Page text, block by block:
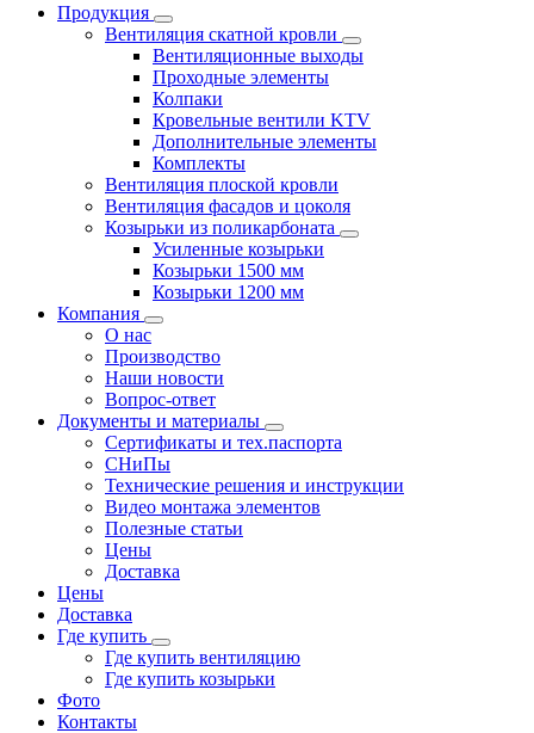
Продукция
Вентиляция скатной кровли
Вентиляционные выходы
Проходные элементы
Колпаки
Кровельные вентили KTV
Дополнительные элементы
Комплекты
Вентиляция плоской кровли
Вентиляция фасадов и цоколя
Козырьки из поликарбоната
Усиленные козырьки
Козырьки 1500 мм
Козырьки 1200 мм
Компания
О нас
Производство
Наши новости
Вопрос-ответ
Документы и материалы
Сертификаты и тех.паспорта
СНиПы
Технические решения и инструкции
Видео монтажа элементов
Полезные статьи
Цены
Доставка
Цены
Доставка
Где купить
Где купить вентиляцию
Где купить козырьки
Фото
Контакты